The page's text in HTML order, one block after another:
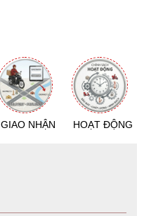
GIAO NHẬN HOẠT ĐỘNG